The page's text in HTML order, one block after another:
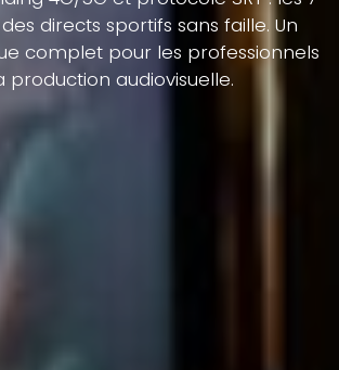
directs sportifs sans faille. Un
complet pour les professionnels
production audiovisuelle.